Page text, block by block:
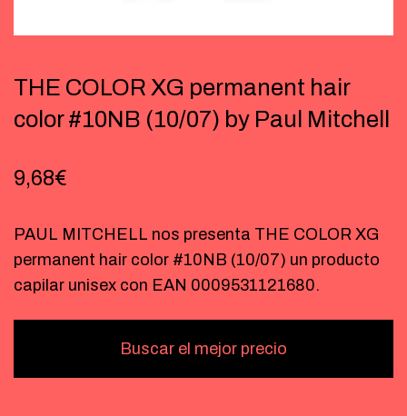
THE COLOR XG permanent hair
color #10NB (10/07) by Paul Mitchell
9,68€
PAUL MITCHELL nos presenta THE COLOR XG
permanent hair color #10NB (10/07) un producto
capilar unisex con EAN 0009531121680.
Buscar el mejor precio